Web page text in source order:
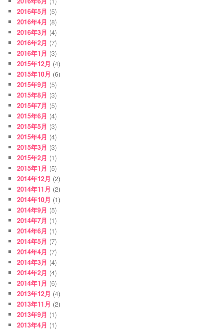
2016年5月 (5)
2016年4月 (8)
2016年3月 (4)
2016年2月 (7)
2016年1月 (3)
2015年12月 (4)
2015年10月 (6)
2015年9月 (5)
2015年8月 (3)
2015年7月 (5)
2015年6月 (4)
2015年5月 (3)
2015年4月 (4)
2015年3月 (3)
2015年2月 (1)
2015年1月 (5)
2014年12月 (2)
2014年11月 (2)
2014年10月 (1)
2014年9月 (5)
2014年7月 (1)
2014年6月 (1)
2014年5月 (7)
2014年4月 (7)
2014年3月 (4)
2014年2月 (4)
2014年1月 (6)
2013年12月 (4)
2013年11月 (2)
2013年9月 (1)
2013年4月 (1)